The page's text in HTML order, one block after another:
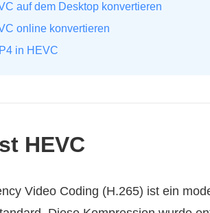
auf dem Desktop konvertieren
online konvertieren
in HEVC
HEVC
Video Coding (H.265) ist ein